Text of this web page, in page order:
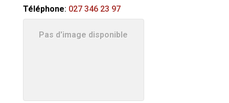
Téléphone: 027 346 23 97
Pas d'image disponible